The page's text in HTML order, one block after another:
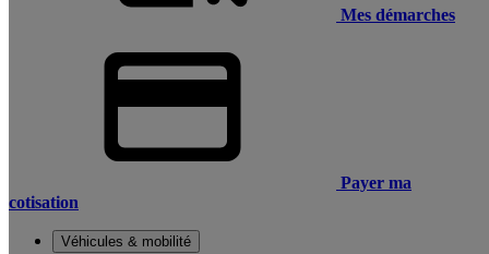
Mes démarches
Payer ma
cotisation
Véhicules & mobilité